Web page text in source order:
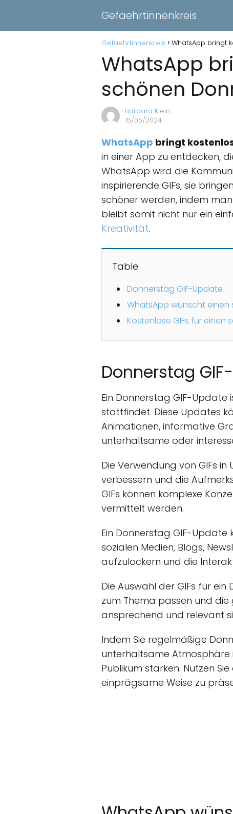
Gefaehrtinnenkreis
Gefaehrtinnenkreis WhatsApp bringt
WhatsApp
schönen
Barbara Klein
15/05/2024
WhatsApp bringt
in einer App zu entdecken,
WhatsApp wird die
inspirierende GIFs, sie
schöner werden, indem
bleibt somit nicht nur ein
Kreativität.
Table
Donnerstag GIF-Update
WhatsApp wünscht einen
Kostenlose GIFs für einen
Donnerstag
Ein Donnerstag GIF-Update
stattfindet. Diese Updates
Animationen, informative
unterhaltsame oder
Die Verwendung von GIFs
verbessern und die
GIFs können komplexe
vermittelt werden.
Ein Donnerstag GIF-Update
sozialen Medien, Blogs,
aufzulockern und die
Die Auswahl der GIFs für
zum Thema passen und die
ansprechend und relevant
Indem Sie regelmäßige
unterhaltsame Atmosphäre
Publikum stärken. Nutzen
einprägsame Weise zu